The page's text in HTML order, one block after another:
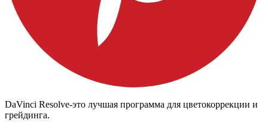
DaVinci Resolve-это лучшая программа для цветокоррекции и
грейдинга.